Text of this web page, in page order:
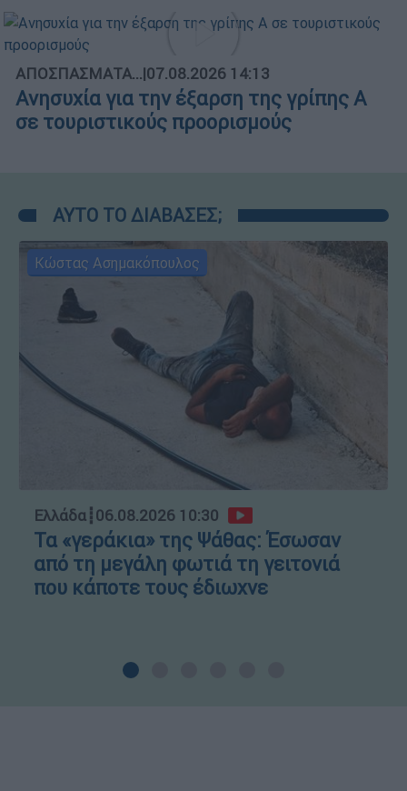
ΑΠΟΣΠΑΣΜΑΤΑ...|07.08.2026 14:13
Ανησυχία για την έξαρση της γρίπης Α
σε τουριστικούς προορισμούς
ΑΥΤΟ ΤΟ ΔΙΑΒΑΣΕΣ;
Κώστας Ασημακόπουλος
Ελλάδα┋06.08.2026 10:30
Τα «γεράκια» της Ψάθας: Έσωσαν
από τη μεγάλη φωτιά τη γειτονιά
που κάποτε τους έδιωχνε